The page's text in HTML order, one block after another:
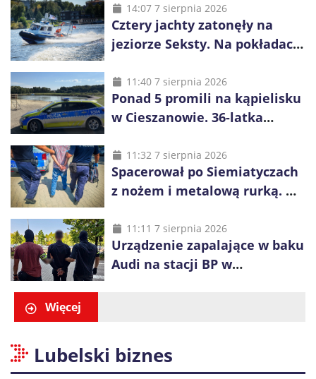
14:07 7 sierpnia 2026
Cztery jachty zatonęły na
jeziorze Seksty. Na pokładach
małoletnich
11:40 7 sierpnia 2026
Ponad 5 promili na kąpielisku
w Cieszanowie. 36-latka
z wody
11:32 7 sierpnia 2026
Spacerował po Siemiatyczach
z nożem i metalową rurką. W
alkohol i perfumy
11:11 7 sierpnia 2026
Urządzenie zapalające w baku
Audi na stacji BP w
Więcej
Lubelski biznes